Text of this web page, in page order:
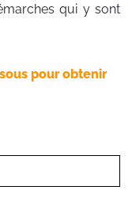
qui y sont
pour obtenir